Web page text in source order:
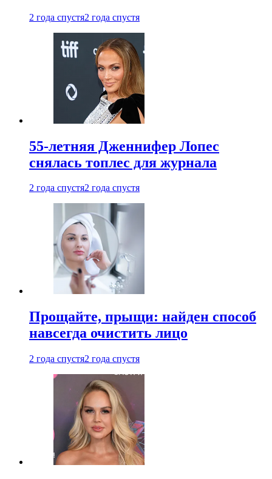
2 года спустя2 года спустя
55-летняя Дженнифер Лопес
снялась топлес для журнала
2 года спустя2 года спустя
Прощайте, прыщи: найден способ
навсегда очистить лицо
2 года спустя2 года спустя